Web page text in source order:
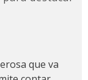
que va